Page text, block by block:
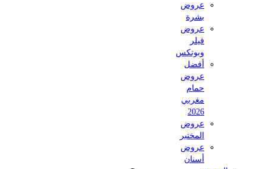
عروض
بشرة
عروض
وبوتكس
أفضل
عروض
حمام
مغربي
عروض
المختبر
عروض
أسنان